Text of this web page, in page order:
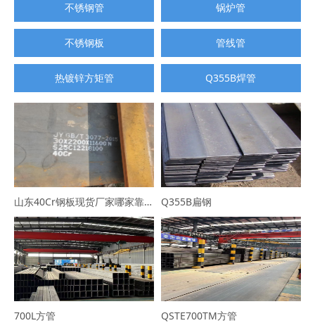
不锈钢管 锅炉管
不锈钢板 管线管
热镀锌方矩管 Q355B焊管
山东40Cr钢板现货厂家哪家靠谱？选山东普利通钢材，规格全可定制 Q355B扁钢
700L方管 QSTE700TM方管